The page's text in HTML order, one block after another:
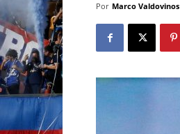
Por Marco Valdovinos